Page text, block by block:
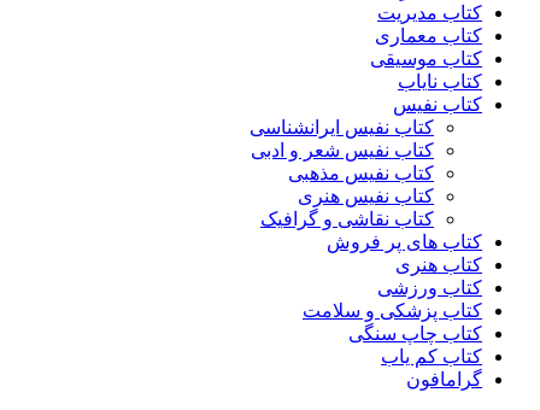
کتاب مدیریت
کتاب معماری
کتاب موسیقی
کتاب نایاب
کتاب نفیس
کتاب نفیس ایرانشناسی
کتاب نفیس شعر و ادبی
کتاب نفیس مذهبی
کتاب نفیس هنری
کتاب نقاشی و گرافیک
کتاب های پر فروش
کتاب هنری
کتاب ورزشی
کتاب پزشکی و سلامت
کتاب چاپ سنگی
کتاب کم یاب
گرامافون